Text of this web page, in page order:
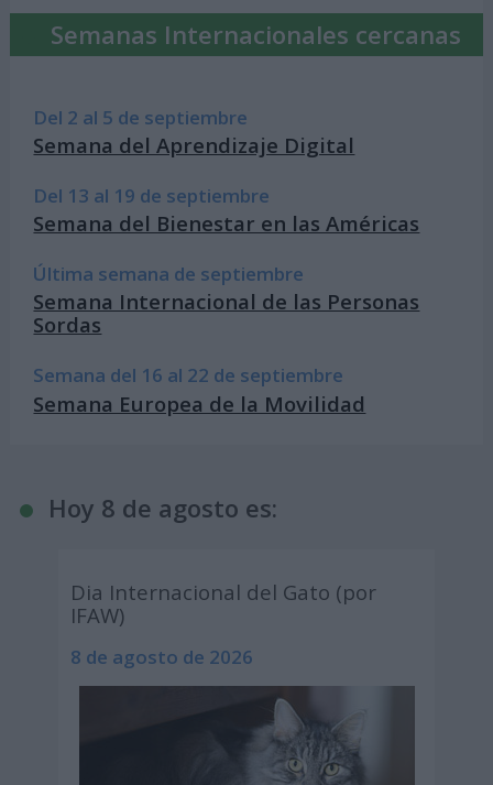
Semanas Internacionales cercanas
Del 2 al 5 de septiembre
Semana del Aprendizaje Digital
Del 13 al 19 de septiembre
Semana del Bienestar en las Américas
Última semana de septiembre
Semana Internacional de las Personas
Sordas
Semana del 16 al 22 de septiembre
Semana Europea de la Movilidad
Hoy 8 de agosto es:
Dia Internacional del Gato (por
IFAW)
8 de agosto de 2026